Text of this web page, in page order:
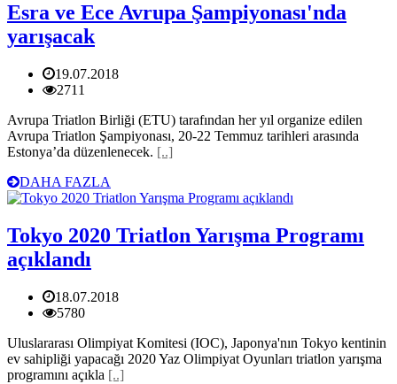
Esra ve Ece Avrupa Şampiyonası'nda
yarışacak
19.07.2018
2711
Avrupa Triatlon Birliği (ETU) tarafından her yıl organize edilen
Avrupa Triatlon Şampiyonası, 20-22 Temmuz tarihleri arasında
Estonya’da düzenlenecek. [..]
DAHA FAZLA
Tokyo 2020 Triatlon Yarışma Programı
açıklandı
18.07.2018
5780
Uluslararası Olimpiyat Komitesi (IOC), Japonya'nın Tokyo kentinin
ev sahipliği yapacağı 2020 Yaz Olimpiyat Oyunları triatlon yarışma
programını açıkla [..]